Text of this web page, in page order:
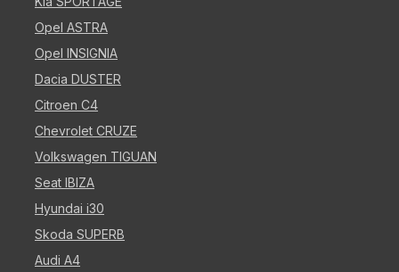
Opel ASTRA
Opel INSIGNIA
Dacia DUSTER
Citroen C4
Chevrolet CRUZE
Volkswagen TIGUAN
Seat IBIZA
Hyundai i30
Skoda SUPERB
Audi A4